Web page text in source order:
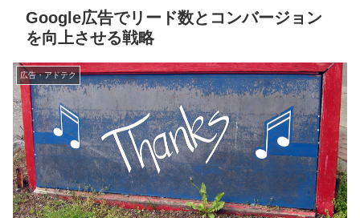
Google広告でリード数とコンバージョン
を向上させる戦略
広告・アドテク